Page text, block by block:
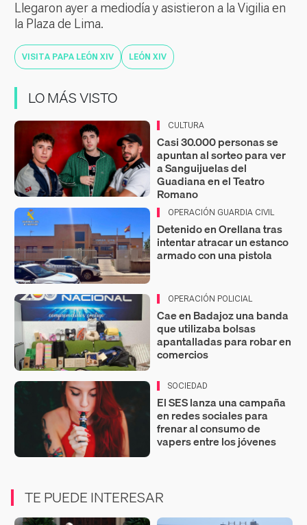
Llegaron ayer a mediodía y asistieron a la Vigilia en
la Plaza de Lima.
VISITA PAPA LEÓN XIV LEÓN XIV
LO MÁS VISTO
CULTURA
Casi 30.000 personas se
apuntan al sorteo para ver
a Sanguijuelas del
Guadiana en el Teatro
Romano
OPERACIÓN GUARDIA CIVIL
Detenido en Orellana tras
intentar atracar un estanco
armado con una pistola
OPERACIÓN POLICIAL
Cae en Badajoz una banda
que utilizaba bolsas
apantalladas para robar en
comercios
SOCIEDAD
El SES lanza una campaña
en redes sociales para
frenar al consumo de
vapers entre los jóvenes
TE PUEDE INTERESAR